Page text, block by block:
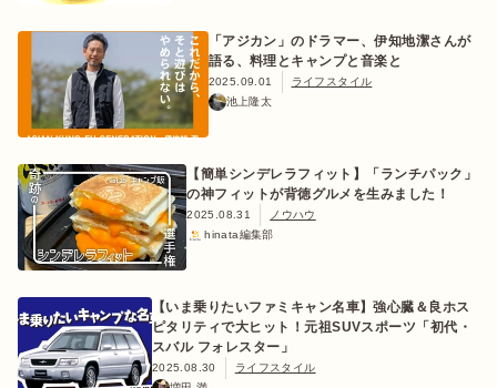
「アジカン」のドラマー、伊知地潔さんが
語る、料理とキャンプと音楽と
2025.09.01
ライフスタイル
池上隆太
【簡単シンデレラフィット】「ランチパック」
の神フィットが背徳グルメを生みました！
2025.08.31
ノウハウ
hinata編集部
【いま乗りたいファミキャン名車】強心臓＆良ホス
ピタリティで大ヒット！元祖SUVスポーツ「初代・
スバル フォレスター」
2025.08.30
ライフスタイル